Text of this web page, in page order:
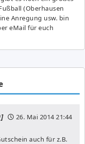
(Oberhausen
Anregung usw. bin
eMail für euch
26. Mai 201421:44
auch für z.B.